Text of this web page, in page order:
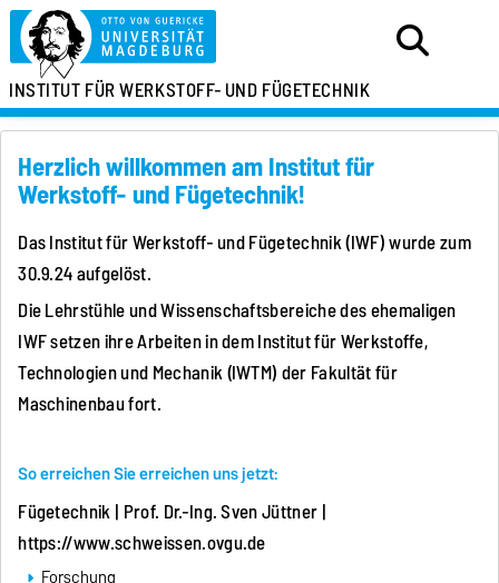
INSTITUTFÜR WERKSTOFF-UND FÜGETECHNIK
Herzlich willkommen am Institut für
Werkstoff- und Fügetechnik!
Das Institut für Werkstoff- und Fügetechnik (IWF) wurde zum
30.9.24 aufgelöst.
Die Lehrstühle und Wissenschaftsbereiche des ehemaligen
IWF setzen ihre Arbeiten in demInstitut für Werkstoffe,
Technologien und Mechanik (IWTM)derFakultät für
Maschinenbaufort.
So erreichen Sie erreichen uns jetzt:
Fügetechnik | Prof. Dr.-Ing. Sven Jüttner |
https://www.schweissen.ovgu.de
Forschung